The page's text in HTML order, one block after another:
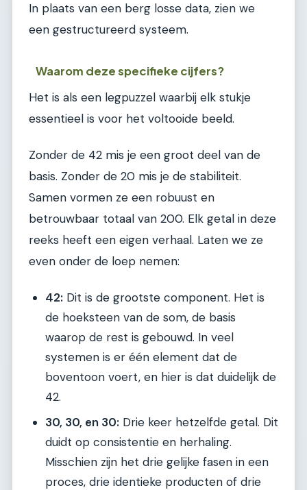
In plaats van een berg losse data, zien we
een gestructureerd systeem.
Waarom deze specifieke cijfers?
Het is als een legpuzzel waarbij elk stukje
essentieel is voor het voltooide beeld.
Zonder de 42 mis je een groot deel van de
basis. Zonder de 20 mis je de stabiliteit.
Samen vormen ze een robuust en
betrouwbaar totaal van 200. Elk getal in deze
reeks heeft een eigen verhaal. Laten we ze
even onder de loep nemen:
42: Dit is de grootste component. Het is
de hoeksteen van de som, de basis
waarop de rest is gebouwd. In veel
systemen is er één element dat de
boventoon voert, en hier is dat duidelijk de
42.
30, 30, en 30: Drie keer hetzelfde getal. Dit
duidt op consistentie en herhaling.
Misschien zijn het drie gelijke fasen in een
proces, drie identieke producten of drie